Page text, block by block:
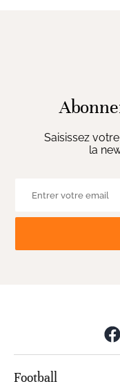
Saisissez
la
Football